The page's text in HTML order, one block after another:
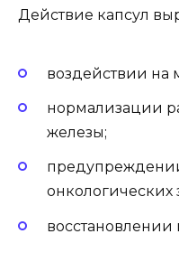
Действие капсул
воздействии на
нормализации
железы;
онкологических
восстановлении